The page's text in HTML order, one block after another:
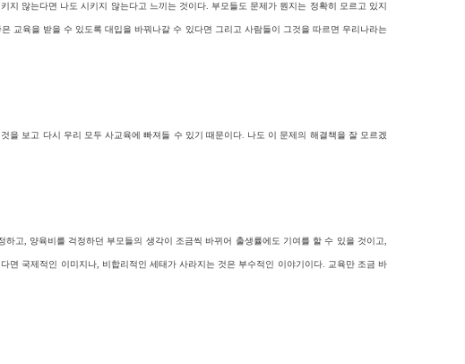
않는다면 나도 시키지 않는다고 느끼는 것이다. 부모들도 문제가 뭔지는 정확히 모르고 있지
교육을 받을 수 있도록 대입을 바꿔나갈 수 있다면 그리고 사람들이 그것을 따르면 우리나라는
보고 다시 우리 모두 사교육에 빠져들 수 있기 때문이다. 나도 이 문제의 해결책을 잘 모르겠
고, 양육비를 걱정하던 부모들의 생각이 조금씩 바뀌어 출생률에도 기여를 할 수 있을 것이고,
국제적인 이미지나, 비합리적인 세태가 사라지는 것은 부수적인 이야기이다. 교육만 조금 바